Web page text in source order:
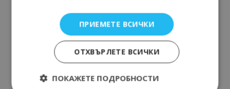
ПРИЕМЕТЕ ВСИЧКИ
ОТХВЪРЛЕТЕ ВСИЧКИ
ПОКАЖЕТЕ ПОДРОБНОСТИ